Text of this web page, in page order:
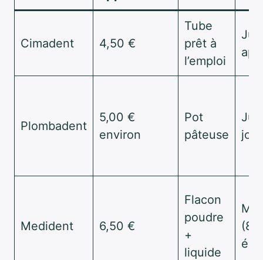
Cimadent 4,50 €
Tube
prêt à
l’emploi
Plombadent
5,00 €
environ
Pot
pâteuse
Medident 6,50 €
Flacon
poudre
+
liquide
(8